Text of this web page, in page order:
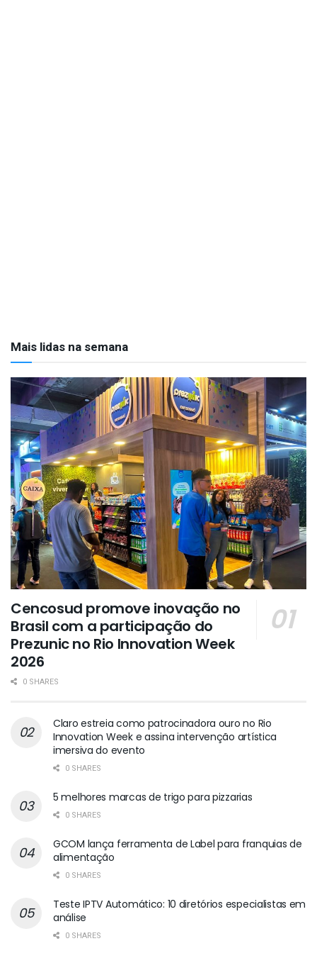
Mais lidas na semana
Cencosud promove inovação no
Brasil com a participação do
Prezunic no Rio Innovation Week
2026
0 SHARES
Claro estreia como patrocinadora ouro no Rio
Innovation Week e assina intervenção artística
imersiva do evento
0 SHARES
5 melhores marcas de trigo para pizzarias
0 SHARES
GCOM lança ferramenta de Label para franquias de
alimentação
0 SHARES
Teste IPTV Automático: 10 diretórios especialistas em
análise
0 SHARES